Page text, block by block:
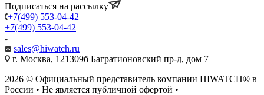
Подписаться на рассылку
+7(499) 553-04-42
+7(499) 553-04-42
sales@hiwatch.ru
г. Москва, 121309б Багратионовский пр-д, дом 7
2026 © Официальный представитель компании HIWATCH® в
России • Не является публичной офертой •